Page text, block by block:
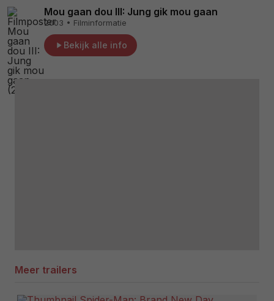
Mou gaan dou III: Jung gik mou gaan
2003 • Filminformatie
Bekijk alle info
Meer trailers